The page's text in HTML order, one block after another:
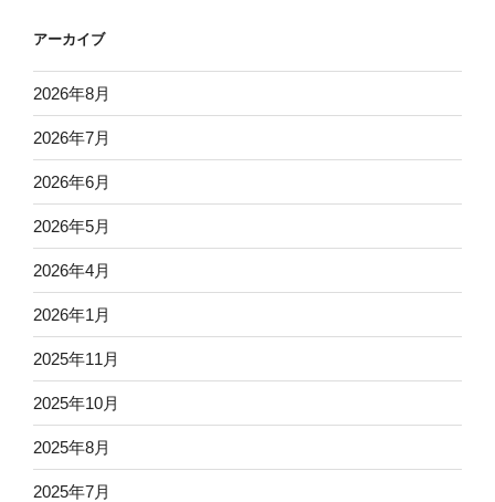
アーカイブ
2026年8月
2026年7月
2026年6月
2026年5月
2026年4月
2026年1月
2025年11月
2025年10月
2025年8月
2025年7月